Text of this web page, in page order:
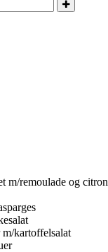
m/remoulade og citron
kartoffelsalat